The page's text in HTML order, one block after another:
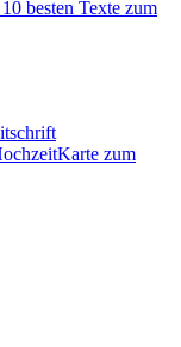
besten Texte zum
Karte zum